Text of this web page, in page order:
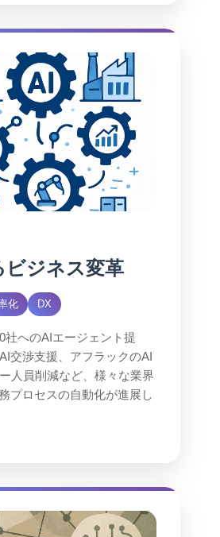
ビジネス変革
化 DX
社へのAIエージェント提
交渉支援、アフラックのAI
人員削減など、様々な業界
プロセスの自動化が進展し